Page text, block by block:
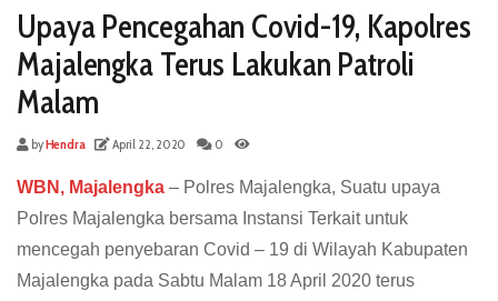
Upaya Pencegahan Covid-19, Kapolres
Majalengka Terus Lakukan Patroli
Malam
byHendra April 22, 2020 0
WBN, Majalengka – Polres Majalengka, Suatu upaya
Polres Majalengka bersama Instansi Terkait untuk
mencegah penyebaran Covid – 19 di Wilayah Kabupaten
Majalengka pada Sabtu Malam 18 April 2020 terus